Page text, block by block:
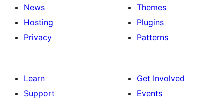
News
Hosting
Privacy
Themes
Plugins
Patterns
Learn
Support
Get Involved
Events